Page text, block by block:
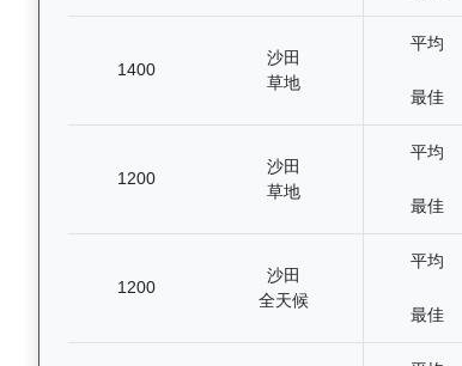
1400
沙田
草地
平均
最佳
1200
沙田
草地
平均
最佳
1200
沙田
全天候
平均
最佳